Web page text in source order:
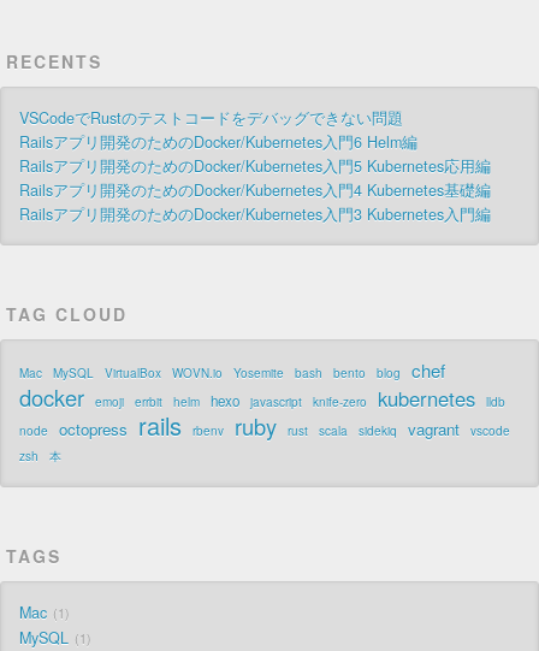
RECENTS
VSCodeでRustのテストコードをデバッグできない問題
Railsアプリ開発のためのDocker/Kubernetes入門6 Helm編
Railsアプリ開発のためのDocker/Kubernetes入門5 Kubernetes応用編
Railsアプリ開発のためのDocker/Kubernetes入門4 Kubernetes基礎編
Railsアプリ開発のためのDocker/Kubernetes入門3 Kubernetes入門編
TAG CLOUD
Mac MySQL VirtualBox WOVN.io Yosemite bash bento blog chef
docker emoji errbit helm hexo javascript knife-zero kubernetes
lldb
node
octopress rails rbenv ruby rust scala sidekiq vagrant
vscode
zsh
本
TAGS
Mac 1
MySQL 1